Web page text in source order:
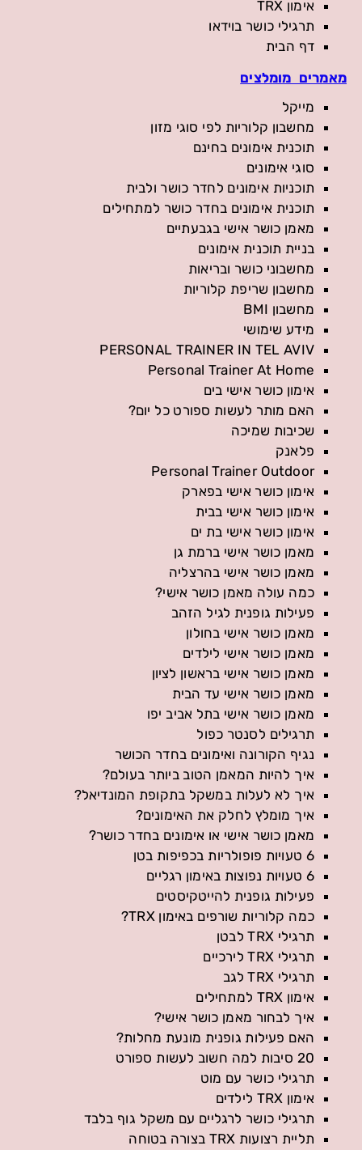
אימון TRX
תרגילי כושר בוידאו
דף הבית
מאמרים מומלצים
מייקל
מחשבון קלוריות לפי סוגי מזון
תוכנית אימונים בחינם
סוגי אימונים
תוכניות אימונים לחדר כושר ולבית
תוכנית אימונים בחדר כושר למתחילים
מאמן כושר אישי בגבעתיים
בניית תוכנית אימונים
מחשבוני כושר ובריאות
מחשבון שריפת קלוריות
מחשבון BMI
מידע שימושי
PERSONAL TRAINER IN TEL AVIV
Personal Trainer At Home
אימון כושר אישי בים
האם מותר לעשות ספורט כל יום?
שכיבות שמיכה
פלאנק
Personal Trainer Outdoor
אימון כושר אישי בפארק
אימון כושר אישי בבית
אימון כושר אישי בת ים
מאמן כושר אישי ברמת גן
מאמן כושר אישי בהרצליה
כמה עולה מאמן כושר אישי?
פעילות גופנית לגיל הזהב
מאמן כושר אישי בחולון
מאמן כושר אישי לילדים
מאמן כושר אישי בראשון לציון
מאמן כושר אישי עד הבית
מאמן כושר אישי בתל אביב יפו
תרגילים לסנטר כפול
נגיף הקורונה ואימונים בחדר הכושר
איך להיות המאמן הטוב ביותר בעולם?
איך לא לעלות במשקל בתקופת המונדיאל?
איך מומלץ לחלק את האימונים?
מאמן כושר אישי או אימונים בחדר כושר?
6 טעויות פופולריות בכפיפות בטן
6 טעויות נפוצות באימון רגליים
פעילות גופנית להייטקיסטים
כמה קלוריות שורפים באימון TRX?
תרגילי TRX לבטן
תרגילי TRX לירכיים
תרגילי TRX לגב
אימון TRX למתחילים
איך לבחור מאמן כושר אישי?
האם פעילות גופנית מונעת מחלות?
20 סיבות למה חשוב לעשות ספורט
תרגילי כושר עם מוט
אימון TRX לילדים
תרגילי כושר לרגליים עם משקל גוף בלבד
תליית רצועות TRX בצורה בטוחה